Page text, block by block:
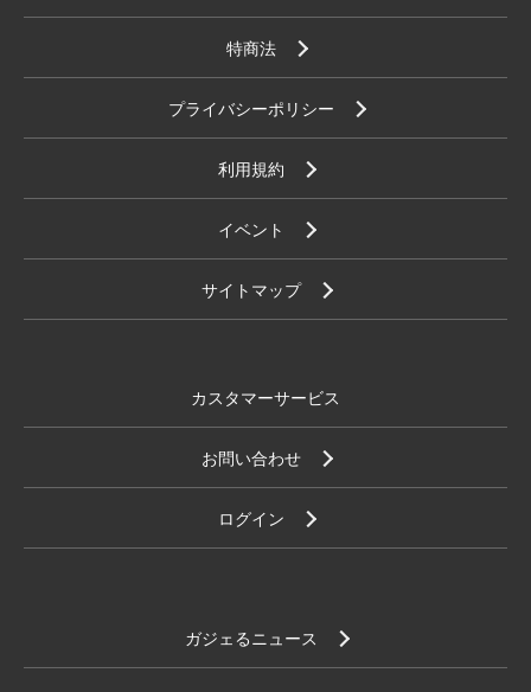
特商法
プライバシーポリシー
利用規約
イベント
サイトマップ
カスタマーサービス
お問い合わせ
ログイン
ガジェるニュース